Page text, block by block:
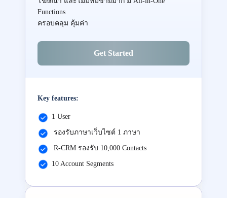
Functions
ครอบคลุม คุ้มค่า
Get Started
Key features:
1 User
รองรับภาษาเว็บไซต์ 1 ภาษา
R-CRM รองรับ 10,000 Contacts
10 Account Segments